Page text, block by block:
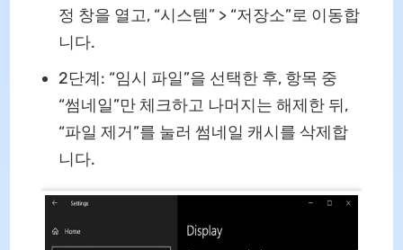
정 창을 열고, “시스템” > “저장소”로 이동합
니다.
2단계: “임시 파일”을 선택한 후, 항목 중
“썸네일”만 체크하고 나머지는 해제한 뒤,
“파일 제거”를 눌러 썸네일 캐시를 삭제합
니다.